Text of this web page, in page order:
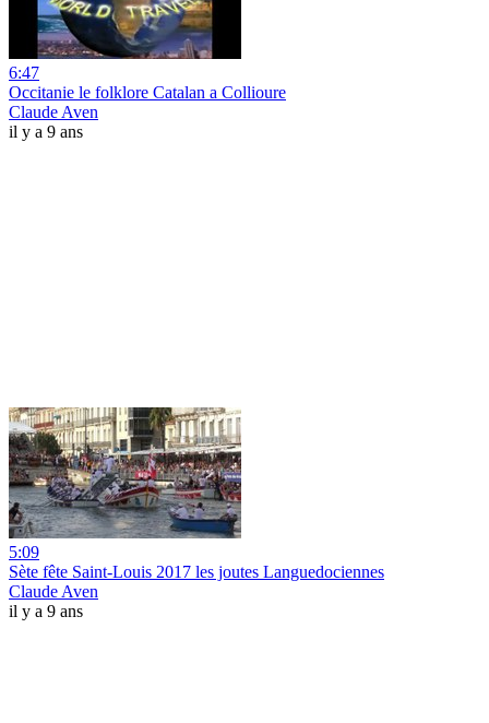
6:47
Occitanie le folklore Catalan a Collioure
Claude Aven
il y a 9 ans
5:09
Sète fête Saint-Louis 2017 les joutes Languedociennes
Claude Aven
il y a 9 ans